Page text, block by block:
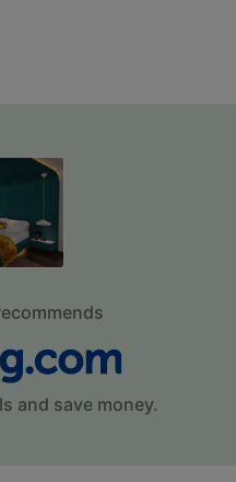
and save money.